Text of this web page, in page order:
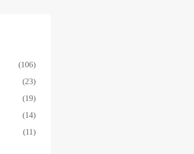
(106)
(23)
(19)
(14)
(11)